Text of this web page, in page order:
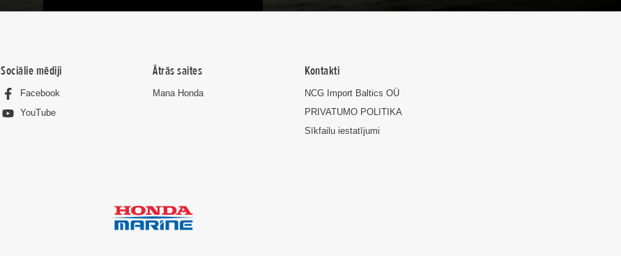
Sociālie mēdiji
Facebook
YouTube
Ātrās saites
Mana Honda
Kontakti
NCG Import Baltics OÜ
PRIVATUMO POLITIKA
Sīkfailu iestatījumi